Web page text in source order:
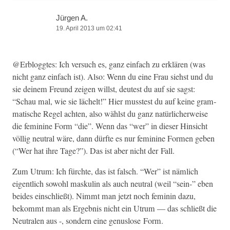
Jürgen A.
19. April 2013 um 02:41
@Erbloggtes: Ich ver­such es, ganz ein­fach zu erk­lären (was
nicht ganz ein­fach ist). Also: Wenn du eine Frau siehst und du
sie deinem Fre­und zeigen willst, deutest du auf sie sagst:
“Schau mal, wie sie lächelt!” Hier musstest du auf keine gram­
ma­tis­che Regel acht­en, also wählst du ganz natür­licher­weise
die fem­i­nine Form “die”. Wenn das “wer” in dieser Hin­sicht
völ­lig neu­tral wäre, dann dürfte es nur fem­i­nine For­men geben
(“Wer hat ihre Tage?”). Das ist aber nicht der Fall.
Zum Utrum: Ich fürchte, das ist falsch. “Wer” ist näm­lich
eigentlich sowohl maskulin als auch neu­tral (weil “sein-” eben
bei­des ein­schließt). Nimmt man jet­zt noch fem­i­nin dazu,
bekommt man als Ergeb­nis nicht ein Utrum — das schließt die
Neu­tralen aus -, son­dern eine genus­lose Form.